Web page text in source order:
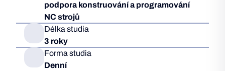
podpora konstruování a programování
NC strojů
Délka studia
3 roky
Forma studia
Denní